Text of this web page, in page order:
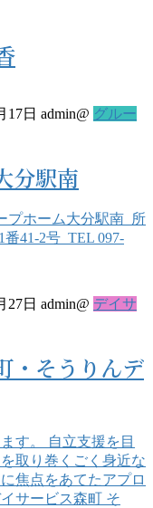
17日 admin@ グルー
分駅南
プホーム大分駅南 所
41-2号 TEL 097-
27日 admin@ デイサ
・そうりんデ
す。 自立支援を目
取り巻くごく身近な
焦点をあてたアプロ
サービス森町 そ